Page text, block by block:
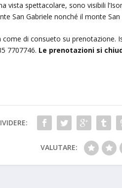
vista spettacolare, sono visibili
San Gabriele nonché il monte San
come di consueto su prenotazione.
7707746. Le prenotazioni si
VALUTARE: